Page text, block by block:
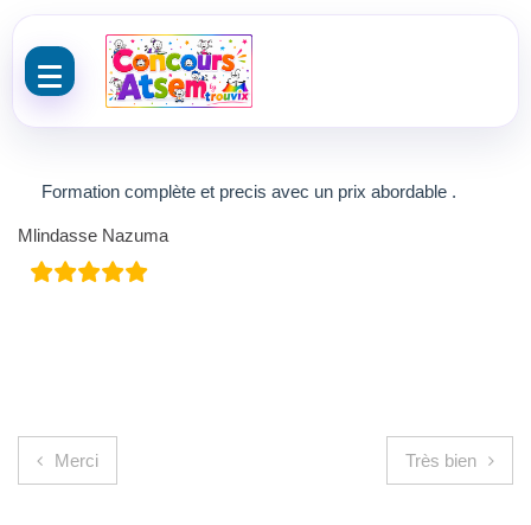
Formation complète et precis avec un prix abordable .
Mlindasse Nazuma
Navigation de l’article
Merci Très bien